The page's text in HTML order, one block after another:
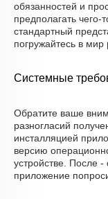
обязанностей и
предполагать
стандартный
погружайтесь в мир
Системные
Обратите ваше
разногласий
инсталляцией
версию
устройстве. После
приложение